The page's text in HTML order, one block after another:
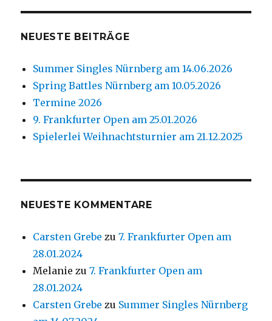
NEUESTE BEITRÄGE
Summer Singles Nürnberg am 14.06.2026
Spring Battles Nürnberg am 10.05.2026
Termine 2026
9. Frankfurter Open am 25.01.2026
Spielerlei Weihnachtsturnier am 21.12.2025
NEUESTE KOMMENTARE
Carsten Grebe zu7. Frankfurter Open am
28.01.2024
Melanie zu7. Frankfurter Open am
28.01.2024
Carsten Grebe zu Summer Singles Nürnberg